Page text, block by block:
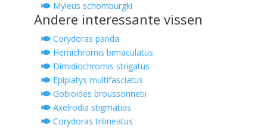
Myleus schomburgki
Andere interessante vissen
Corydoras panda
Hemichromis bimaculatus
Dimidiochromis strigatus
Epiplatys multifasciatus
Gobioides broussonnetii
Axelrodia stigmatias
Corydoras trilineatus